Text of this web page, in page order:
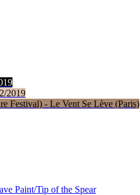
2019
Festival) - Le Vent Se Lève (Paris)